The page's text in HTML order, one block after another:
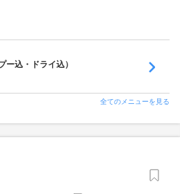
ー込・ドライ込）
全てのメニューを見る